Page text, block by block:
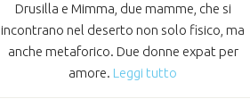
Drusilla e Mimma, due mamme, che si
incontrano nel deserto non solo fisico, ma
anche metaforico. Due donne expat per
amore. Leggi tutto